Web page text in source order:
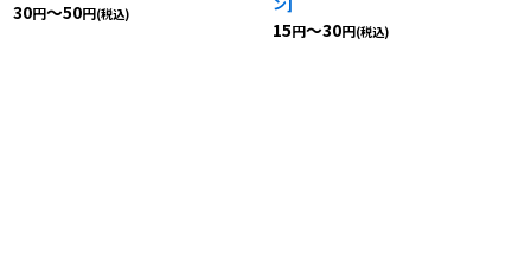
30円～50円(税込)
15円～30円(税込)